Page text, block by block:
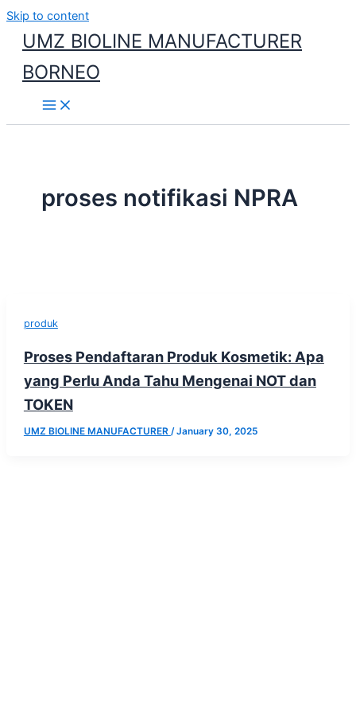
Skip to content
UMZ BIOLINE MANUFACTURER
BORNEO
proses notifikasi NPRA
produk
Proses Pendaftaran Produk Kosmetik: Apa
yang Perlu Anda Tahu Mengenai NOT dan
TOKEN
UMZ BIOLINE MANUFACTURER /January 30, 2025